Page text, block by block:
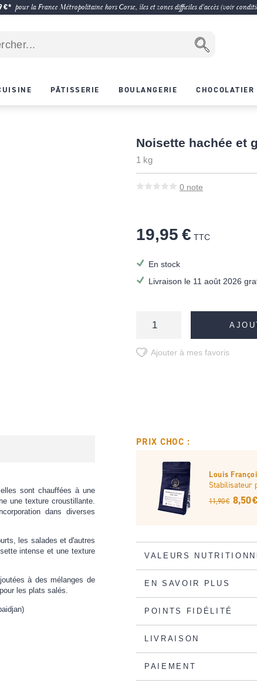
pour la France Métropolitaine hors Corse, îles et zones difficiles d'accès (voir
PÂTISSERIE BOULANGERIE CHOCOLATIER
Noisette hachée et
1 kg
0 note
19,95 € TTC
En stock
Livraison le 11 août 2026
Ajouter à mes favoris
sont chauffées à une
une texture croustillante.
dans diverses
les salades et d'autres
intense et une texture
à des mélanges de
les plats salés.
PRIX CHOC :
Louis
Stabilisateur
11,90 € 8,50 €
VALEURS
EN SAVOIR PLUS
POINTS FIDÉLITÉ
LIVRAISON
PAIEMENT